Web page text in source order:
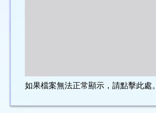
如果檔案無法正常顯示，請點擊此處。